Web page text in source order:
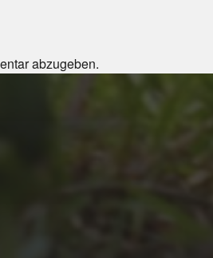
abzugeben.